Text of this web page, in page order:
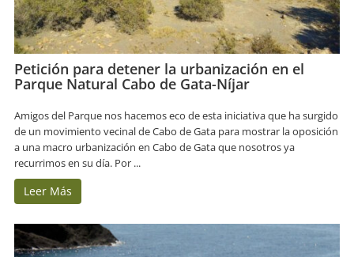
Petición para detener la urbanización en el
Parque Natural Cabo de Gata-Níjar
Amigos del Parque nos hacemos eco de esta iniciativa que ha surgido
de un movimiento vecinal de Cabo de Gata para mostrar la oposición
a una macro urbanización en Cabo de Gata que nosotros ya
recurrimos en su día. Por ...
Leer Más